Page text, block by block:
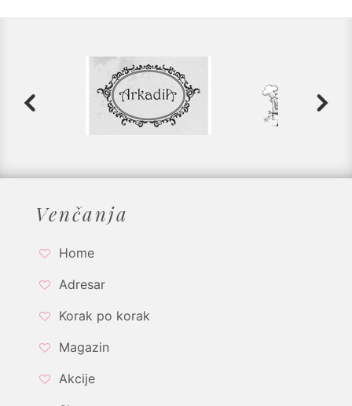
Venčanja
Home
Adresar
Korak po korak
Magazin
Akcije